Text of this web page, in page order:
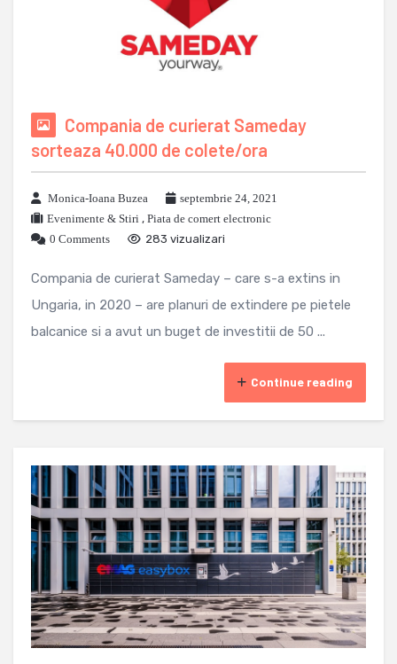
Compania de curierat Sameday
sorteaza 40.000 de colete/ora
Monica-Ioana Buzea
septembrie 24, 2021
Evenimente & Stiri , Piata de comert electronic
0 Comments
283 vizualizari
Compania de curierat Sameday – care s-a extins in
Ungaria, in 2020 – are planuri de extindere pe pietele
balcanice si a avut un buget de investitii de 50 ...
Continue reading